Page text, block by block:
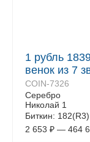
1 рубль
венок из 7
COIN-7326
Серебро
Николай 1
Биткин: 182(R3)
2 653 ₽ — 464